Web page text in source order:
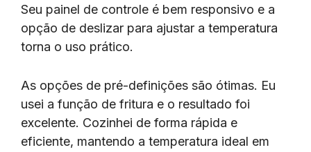
Seu painel de controle é bem responsivo e a
opção de deslizar para ajustar a temperatura
torna o uso prático.
As opções de pré-definições são ótimas. Eu
usei a função de fritura e o resultado foi
excelente. Cozinhei de forma rápida e
eficiente, mantendo a temperatura ideal em